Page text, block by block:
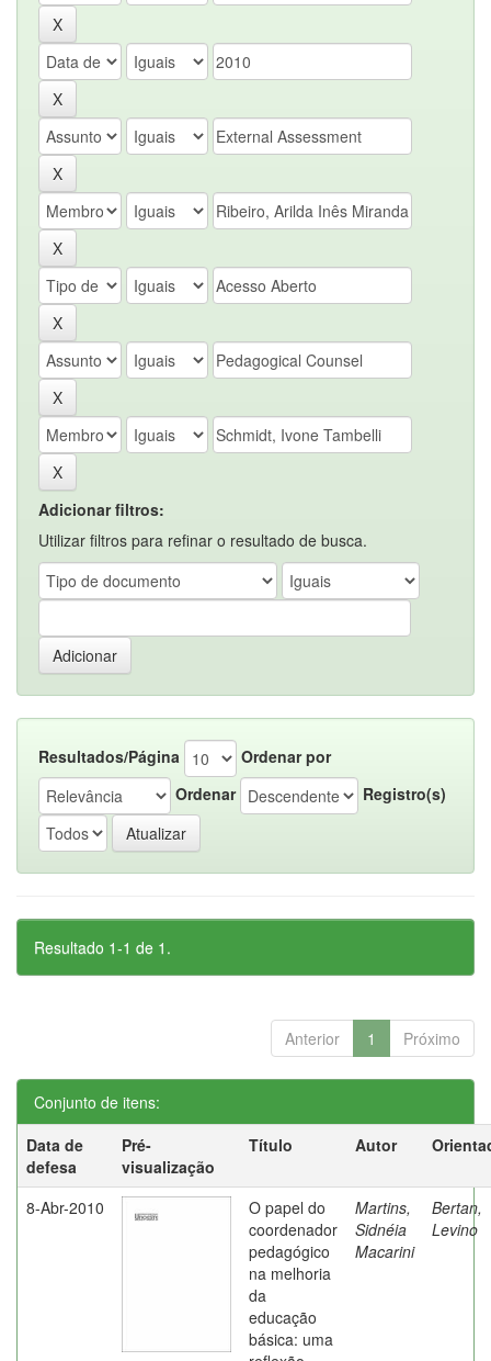
Adicionar filtros:
Utilizar filtros para refinar o resultado de busca.
Resultados/Página
Ordenar por
Ordenar
Registro(s)
Resultado 1-1 de 1.
Anterior 1 Próximo
Conjunto de itens:
Data de
defesa
Pré-
visualização
Título Autor
8-Abr-2010
O papel do
coordenador
pedagógico
na melhoria
da
educação
básica: uma
Martins,
Sidnéia
Macarini
Bertan,
Levino